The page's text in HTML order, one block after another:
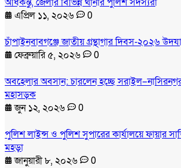
এপ্রিল ১১, ২০২৬
0
চাঁপাইনবাবগঞ্জে জাতীয় গ্রন্থাগার দিবস-২০২৬
ফেব্রুয়ারি ৫, ২০২৬
0
অবহেলার অবসান: চারলেন হচ্ছে
মহাসড়ক
জুন ১২, ২০২৬
0
পুলিশ লাইন্স ও পুলিশ সুপারের কার্যালয়ে ফায়ার
মহড়া
জানুয়ারী ৮, ২০২৬
0